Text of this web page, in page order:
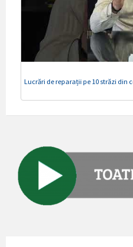
Lucrări de reparații pe 10 străzi din